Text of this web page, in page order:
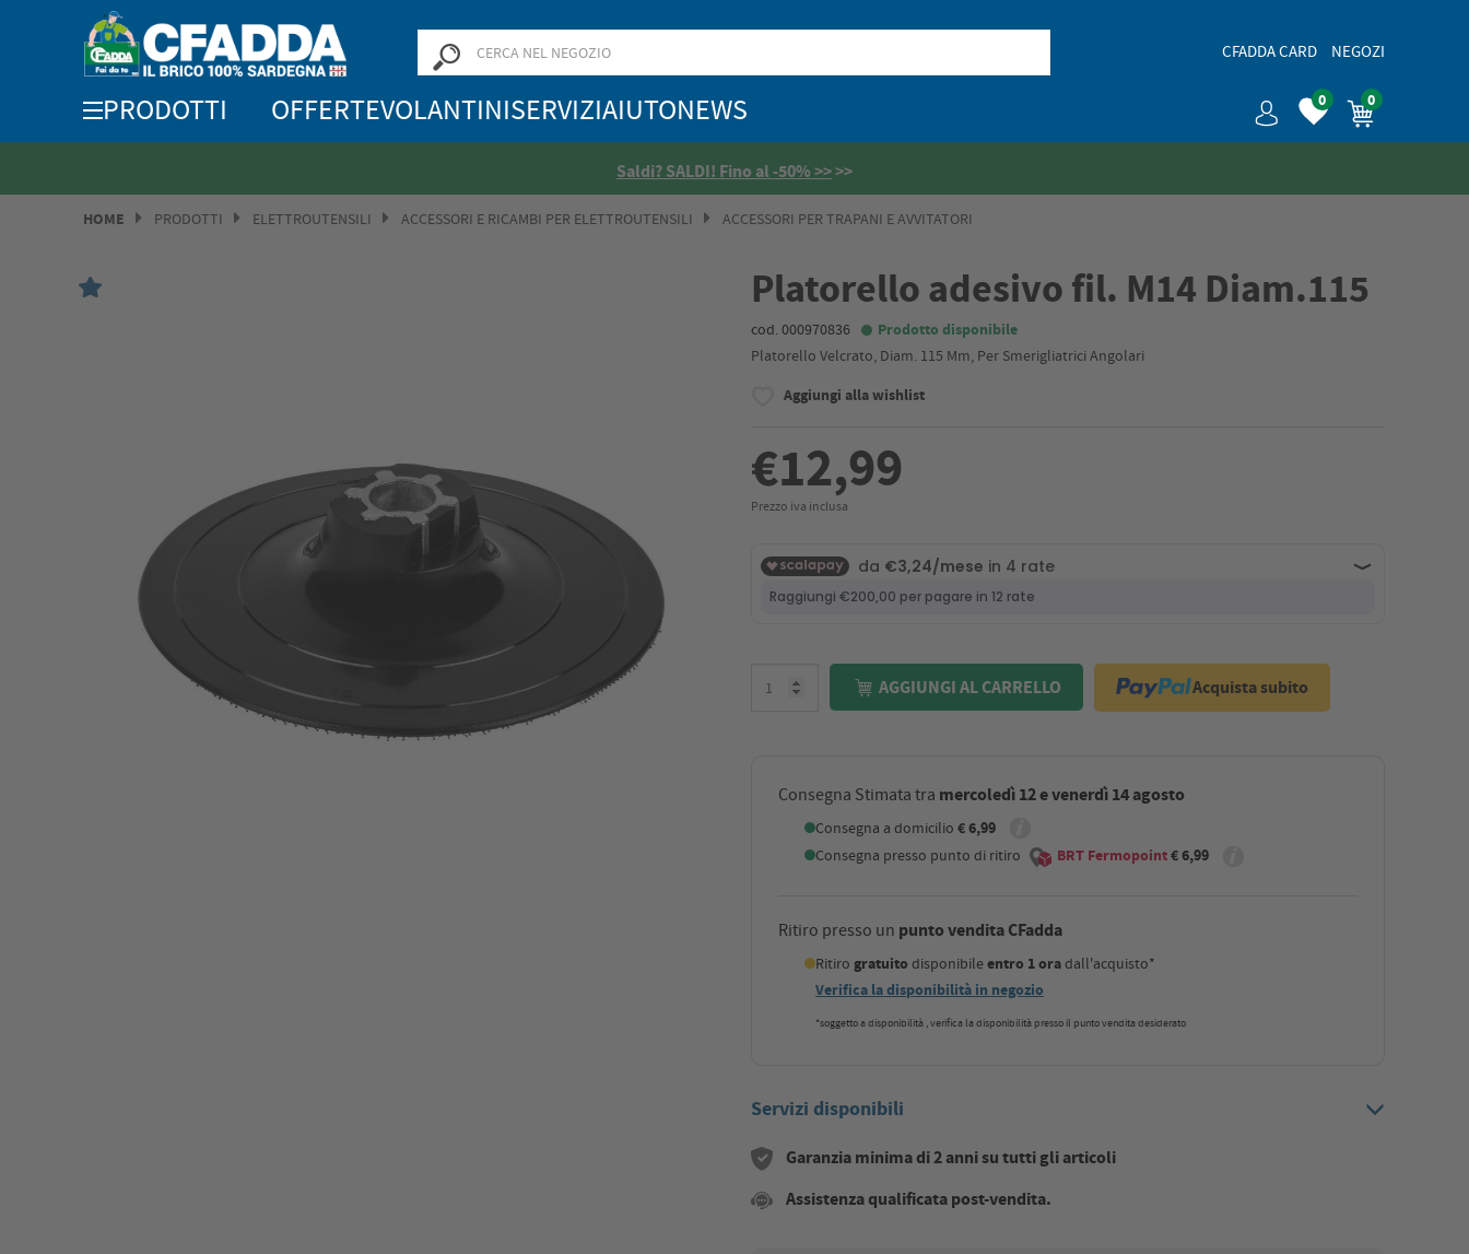
CFADDA CARD NEGOZI
0 0
PRODOTTI OFFERTEVOLANTINISERVIZIAIUTONEWS
Saldi? SALDI! Fino al -50% >>>>
HOME PRODOTTI ELETTROUTENSILI ACCESSORI E RICAMBI PER ELETTROUTENSILI ACCESSORI PER TRAPANI E AVVITATORI
Platorello adesivo fil. M14 Diam.115
cod. 000970836 Prodotto disponibile
Platorello Velcrato, Diam. 115 Mm, Per Smerigliatrici Angolari
Aggiungi alla wishlist
€12,99
Prezzo iva inclusa
AGGIUNGI AL CARRELLO Acquista subito
Consegna Stimata tra mercoledì 12 e venerdì 14 agosto
Consegna a domicilio € 6,99
Consegna presso punto di ritiro BRT Fermopoint€ 6,99
Ritiro presso un punto vendita CFadda
Ritiro gratuito disponibileentro 1 oradall'acquisto*
Verifica la disponibilità in negozio
*soggetto a disponibilità , verifica la disponibilità presso il punto vendita desiderato
Servizi disponibili
Garanzia minima di 2 anni su tutti gli articoli
Assistenza qualificata post-vendita.